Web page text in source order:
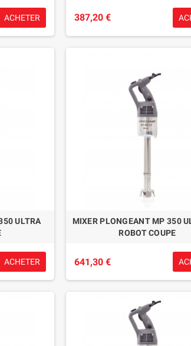
ACHETER 387,20 €
ULTRA
ACHETER
MIXER PLONGEANT MP 350
ROBOT COUPE
641,30 €